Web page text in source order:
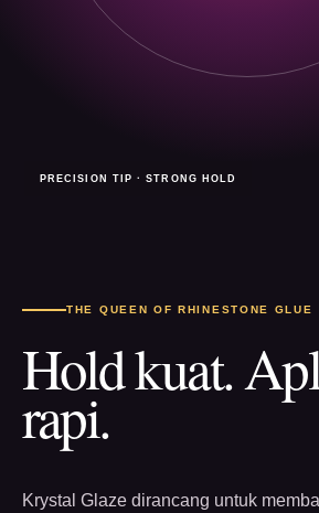
PRECISION TIP · STRONG HOLD
THE QUEEN OF RHINESTONE GLUE
Hold kuat.
rapi.
Krystal Glaze dirancang untuk